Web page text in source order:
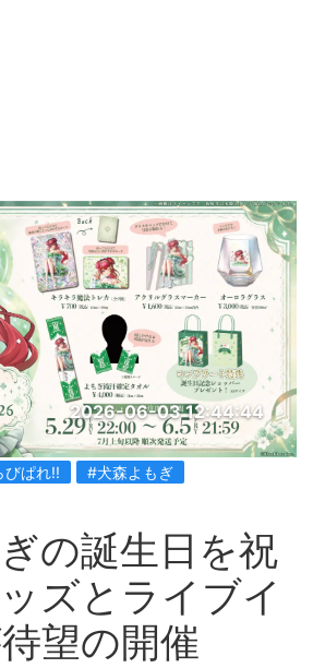
2026-06-03 12:44:44
びぱれ!! #犬森よもぎ
の誕生日を祝
ズとライブイ
望の開催